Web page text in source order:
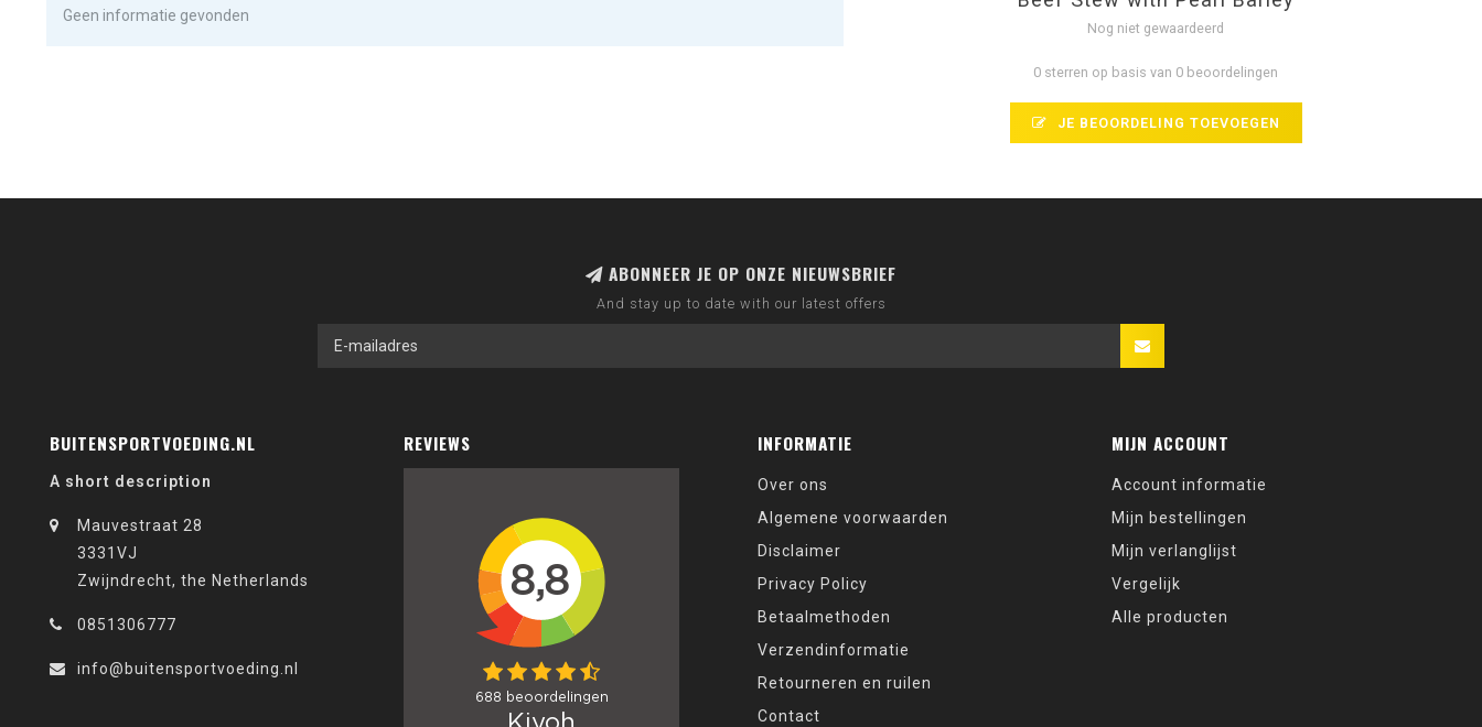
Geen informatie gevonden
Nog niet gewaardeerd
0 sterren op basis van 0 beoordelingen
JE BEOORDELING TOEVOEGEN
ABONNEER JE OP ONZE NIEUWSBRIEF
And stay up to date with our latest offers
BUITENSPORTVOEDING.NL
A short description
Mauvestraat 28
3331VJ
Zwijndrecht, the Netherlands
0851306777
info@buitensportvoeding.nl
REVIEWS INFORMATIE
Over ons
Algemene voorwaarden
Disclaimer
Privacy Policy
Betaalmethoden
Verzendinformatie
Retourneren en ruilen
Contact
MIJN ACCOUNT
Account informatie
Mijn bestellingen
Mijn verlanglijst
Vergelijk
Alle producten